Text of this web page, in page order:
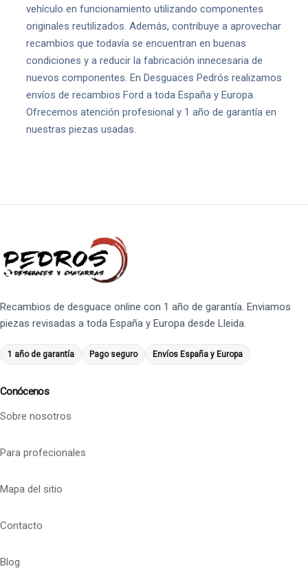
vehículo en funcionamiento utilizando componentes
originales reutilizados. Además, contribuye a aprovechar
recambios que todavía se encuentran en buenas
condiciones y a reducir la fabricación innecesaria de
nuevos componentes. En Desguaces Pedrós realizamos
envíos de recambios Ford a toda España y Europa.
Ofrecemos atención profesional y 1 año de garantía en
nuestras piezas usadas.
Recambios de desguace online con 1 año de garantía. Enviamos
piezas revisadas a toda España y Europa desde Lleida.
1 año de garantía Pago seguro Envíos España y Europa
Conócenos
Sobre nosotros
Para profecionales
Mapa del sitio
Contacto
Blog